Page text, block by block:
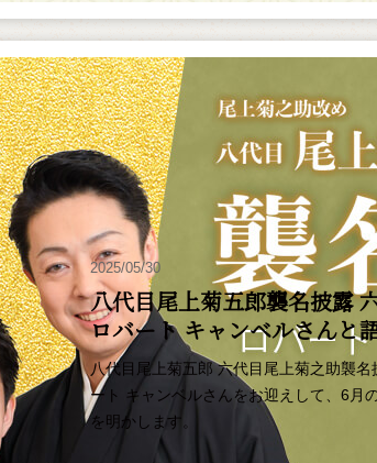
2025/05/30
八代目尾上菊五郎襲名披露
ロバート キャンベルさん
八代目尾上菊五郎 六代目尾上菊之助襲
ート キャンベルさんをお迎えして、6月
を明かします。